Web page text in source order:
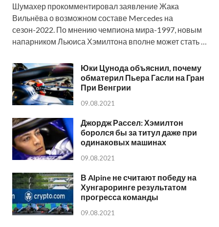
Шумахер прокомментировал заявление Жака
Вильнёва о возможном составе Mercedes на
сезон-2022. По мнению чемпиона мира-1997, новым
напарником Льюиса Хэмилтона вполне может стать …
Юки Цунода объяснил, почему
обматерил Пьера Гасли на Гран
При Венгрии
09.08.2021
Джордж Рассел: Хэмилтон
боролся бы за титул даже при
одинаковых машинах
09.08.2021
В Alpine не считают победу на
Хунгароринге результатом
прогресса команды
09.08.2021